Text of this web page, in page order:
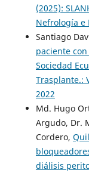
(2025):
Nefrología e
Santiago
paciente
Sociedad
Trasplante.:
2022
Md. Hugo
Argudo, Dr.
Cordero,
diálisis